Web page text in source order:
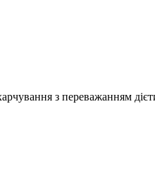
з переважанням